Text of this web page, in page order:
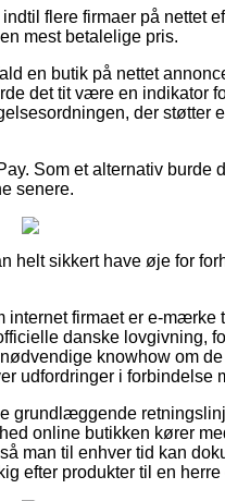
flere firmaer på nettet
mest betalelige pris.
en butik på nettet
det tit være en indikator
der støtter
Som et alternativ burde
senere.
helt sikkert have øje for
firmaet er e-mærke
danske lovgivning,
knowhow om
udfordringer i forbindelse
grundlæggende
online butikken kører
man til enhver tid kan
efter produkter til en